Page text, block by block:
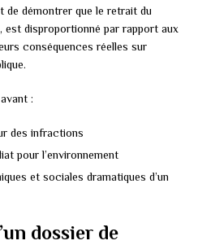
de démontrer que le retrait du
est disproportionné par rapport aux
conséquences réelles sur
:
des infractions
pour l’environnement
et sociales dramatiques d’un
dossier de